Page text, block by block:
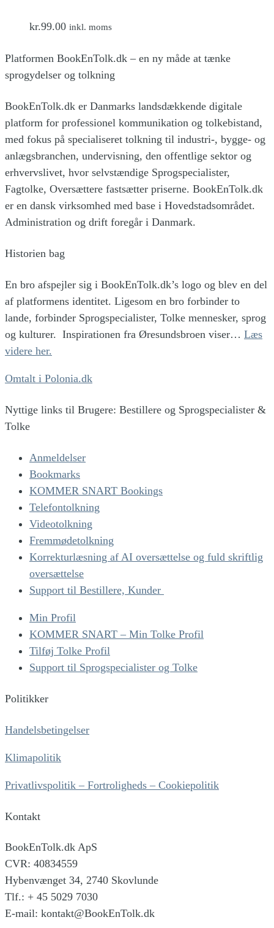
kr.99.00 inkl. moms
Platformen BookEnTolk.dk – en ny måde at tænke
sprogydelser og tolkning
BookEnTolk.dk er Danmarks landsdækkende digitale
platform for professionel kommunikation og tolkebistand,
med fokus på specialiseret tolkning til industri-, bygge- og
anlægsbranchen, undervisning, den offentlige sektor og
erhvervslivet, hvor selvstændige Sprogspecialister,
Fagtolke, Oversættere fastsætter priserne. BookEnTolk.dk
er en dansk virksomhed med base i Hovedstadsområdet.
Administration og drift foregår i Danmark.
Historien bag
En bro afspejler sig i BookEnTolk.dk’s logo og blev en del
af platformens identitet. Ligesom en bro forbinder to
lande, forbinder Sprogspecialister, Tolke mennesker, sprog
og kulturer. Inspirationen fra Øresundsbroen viser… Læs
videre her.
Omtalt i Polonia.dk
Nyttige links til Brugere: Bestillere og Sprogspecialister &
Tolke
Anmeldelser
Bookmarks
KOMMER SNART Bookings
Telefontolkning
Videotolkning
Fremmødetolkning
Korrekturlæsning af AI oversættelse og fuld skriftlig
oversættelse
Support til Bestillere, Kunder
Min Profil
KOMMER SNART – Min Tolke Profil
Tilføj Tolke Profil
Support til Sprogspecialister og Tolke
Politikker
Handelsbetingelser
Klimapolitik
Privatlivspolitik – Fortroligheds – Cookiepolitik
Kontakt
BookEnTolk.dk ApS
CVR: 40834559
Hybenvænget 34, 2740 Skovlunde
Tlf.: + 45 5029 7030
E-mail: kontakt@BookEnTolk.dk